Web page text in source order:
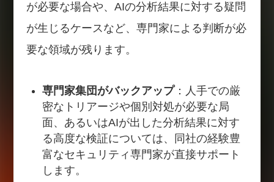
が必要な場合や、AIの分析結果に対する疑問
が生じるケースなど、専門家による判断が必
要な領域が残ります。
専門家集団がバックアップ：人手での厳
密なトリアージや個別対処が必要な局
面、あるいはAIが出した分析結果に対す
る高度な検証については、同社の経験豊
富なセキュリティ専門家が直接サポート
します。